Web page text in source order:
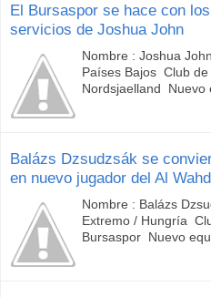
El Bursaspor se hace con los
servicios de Joshua John
Nombre : Joshua
Países Bajos Club
Nordsjaelland Nuevo
Balázs Dzsudzsák se
en nuevo jugador del Al
Nombre : Balázs
Extremo / Hungría
Bursaspor Nuevo